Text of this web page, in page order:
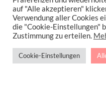
Read More
auf "Alle akzeptieren"
Verwendung aller Cookies
die "Cookie-Einstellungen"
Zustimmung zu erteilen.
Cookie-Einstellungen